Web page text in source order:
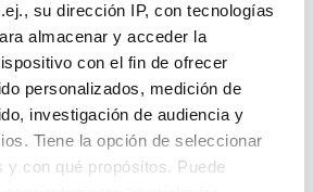
su dirección IP, con tecnologías
almacenar y acceder la
con el fin de ofrecer
personalizados, medición de
investigación de audiencia y
Tiene la opción de seleccionar
y con qué propósitos. Puede
no sabemos como
hasta aquí.
el coche que estás
de estos enlaces: